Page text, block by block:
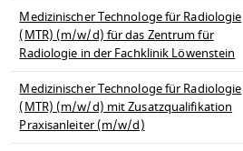
Medizinischer Technologe für Radiologie
(MTR) (m/w/d) für das Zentrum für
Radiologie in der Fachklinik Löwenstein
Medizinischer Technologe für Radiologie
(MTR) (m/w/d) mit Zusatzqualifikation
Praxisanleiter (m/w/d)